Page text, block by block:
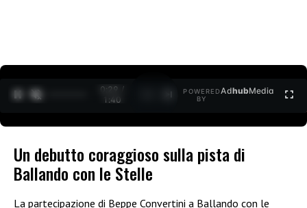
0:30 /
1:40
POWERED
BY
AdhubMedia
Un debutto coraggioso sulla pista di
Ballando con le Stelle
La partecipazione di Beppe Convertini a Ballando con le